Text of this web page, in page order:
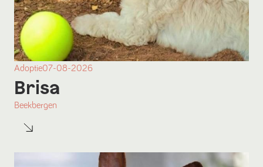
Adoptie07-08-2026
Brisa
Beekbergen